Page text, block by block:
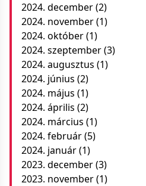
2024. december(2)
2024. november(1)
2024. október(1)
2024. szeptember(3)
2024. augusztus (1)
2024. június (2)
2024. május (1)
2024. április (2)
2024. március (1)
2024. február(5)
2024. január(1)
2023. december(3)
2023. november(1)